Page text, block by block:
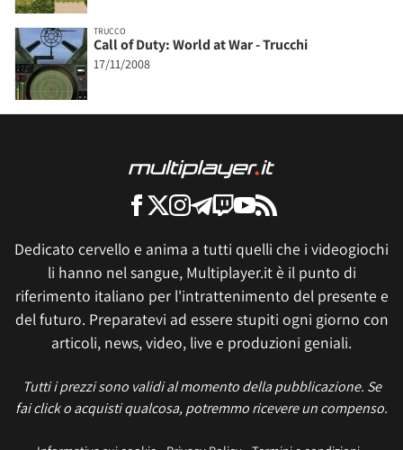
TRUCCO
Call of Duty: World at War - Trucchi
17/11/2008
Dedicato cervello e anima a tutti quelli che i videogiochi
li hanno nel sangue, Multiplayer.it è il punto di
riferimento italiano per l'intrattenimento del presente e
del futuro. Preparatevi ad essere stupiti ogni giorno con
articoli, news, video, live e produzioni geniali.
Tutti i prezzi sono validi al momento della pubblicazione. Se
fai click o acquisti qualcosa, potremmo ricevere un compenso.